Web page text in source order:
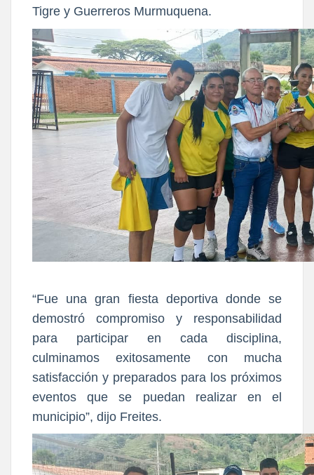
Tigre y Guerreros Murmuquena.
“Fue una gran fiesta deportiva donde se
demostró compromiso y responsabilidad
para participar en cada disciplina,
culminamos exitosamente con mucha
satisfacción y preparados para los próximos
eventos que se puedan realizar en el
municipio”, dijo Freites.